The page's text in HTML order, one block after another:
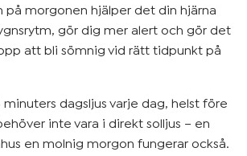
på morgonen hjälper det din hjärna
gör dig mer alert och gör det
att bli sömnig vid rätt tidpunkt på
minuters dagsljus varje dag, helst före
inte vara i direkt solljus – en
en molnig morgon fungerar också.